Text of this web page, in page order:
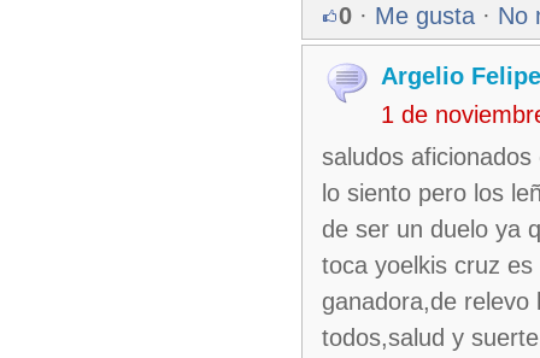
0 · Me gusta · No
Argelio
1 de
saludos
lo siento pero los
de ser un duelo ya
toca yoelkis cruz
ganadora,de relevo
todos,salud y